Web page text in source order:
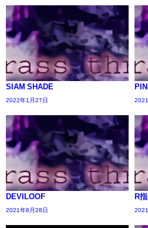
SIAM SHADE
2022年1月27日
DEVILOOF
2021年8月28日
R